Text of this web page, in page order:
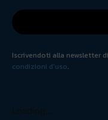
Iscrivendoti alla newsletter
condizioni d'uso.